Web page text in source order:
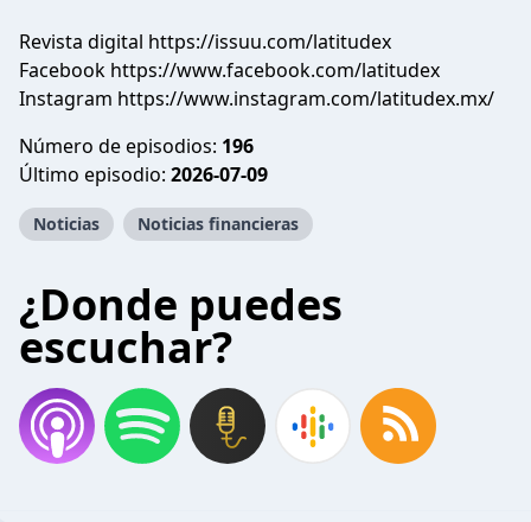
Revista digital https://issuu.com/latitudex
Facebook https://www.facebook.com/latitudex
Instagram https://www.instagram.com/latitudex.mx/
Número de episodios: 196
Último episodio: 2026-07-09
Noticias Noticias financieras
¿Donde puedes
escuchar?